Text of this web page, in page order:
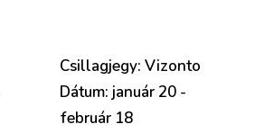
Csillagjegy: Vizonto
Dátum: január 20 -
február 18